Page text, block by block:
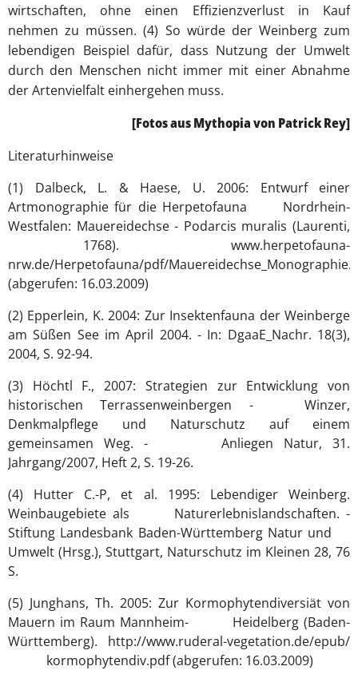
wirtschaften, ohne einen Effizienzverlust in Kauf
nehmen zu müssen. (4) So würde der Weinberg zum
lebendigen Beispiel dafür, dass Nutzung der Umwelt
durch den Menschen nicht immer mit einer Abnahme
der Artenvielfalt einhergehen muss.
[Fotos aus Mythopia von Patrick Rey]
Literaturhinweise
(1) Dalbeck, L. & Haese, U. 2006: Entwurf einer
Artmonographie für die Herpetofauna Nordrhein-
Westfalen: Mauereidechse - Podarcis muralis (Laurenti,
1768). www.herpetofauna-
nrw.de/Herpetofauna/pdf/
(abgerufen: 16.03.2009)
(2) Epperlein, K. 2004: Zur Insektenfauna der Weinberge
am Süßen See im April 2004. - In: DgaaE_Nachr. 18(3),
2004, S. 92-94.
(3) Höchtl F., 2007: Strategien zur Entwicklung von
historischen Terrassenweinbergen - Winzer,
Denkmalpflege und Naturschutz auf einem
gemeinsamen Weg. - Anliegen Natur, 31.
Jahrgang/2007, Heft 2, S. 19-26.
(4) Hutter C.-P, et al. 1995: Lebendiger Weinberg.
Weinbaugebiete als Naturerlebnislandschaften. -
Stiftung Landesbank Baden-Württemberg Natur und
Umwelt (Hrsg.), Stuttgart, Naturschutz im Kleinen 28, 76
S.
(5) Junghans, Th. 2005: Zur Kormophytendiversiät von
Mauern im Raum Mannheim- Heidelberg (Baden-
Württemberg). http://www.ruderal-vegetation.de/epub/
kormophytendiv.pdf (abgerufen: 16.03.2009)